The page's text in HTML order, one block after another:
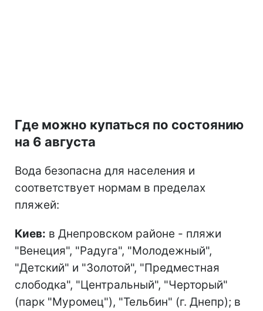
Где можно купаться по состоянию
на 6 августа
Вода безопасна для населения и
соответствует нормам в пределах
пляжей:
Киев: в Днепровском районе - пляжи
"Венеция", "Радуга", "Молодежный",
"Детский" и "Золотой", "Предместная
слободка", "Центральный", "Черторый"
(парк "Муромец"), "Тельбин" (г. Днепр); в